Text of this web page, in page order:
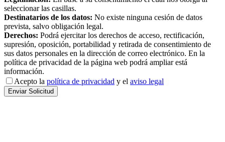
seleccionar las casillas.
Destinatarios de los datos: No existe ninguna cesión de datos
prevista, salvo obligación legal.
Derechos: Podrá ejercitar los derechos de acceso, rectificación,
supresión, oposición, portabilidad y retirada de consentimiento de
sus datos personales en la dirección de correo electrónico. En la
política de privacidad de la página web podrá ampliar está
información.
Acepto la política de privacidad y el aviso legal